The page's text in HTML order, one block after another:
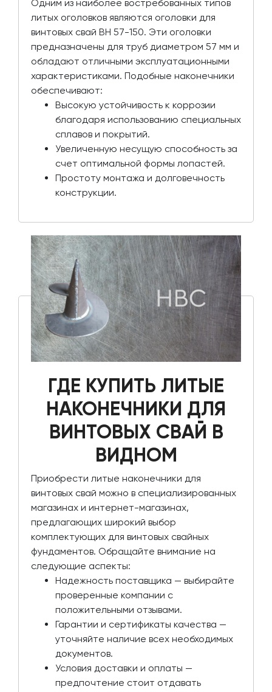
Одним из наиболее востребованных типов
литых оголовков являются оголовки для
винтовых свай ВН 57-150. Эти оголовки
предназначены для труб диаметром 57 мм и
обладают отличными эксплуатационными
характеристиками. Подобные наконечники
обеспечивают:
Высокую устойчивость к коррозии
благодаря использованию специальных
сплавов и покрытий.
Увеличенную несущую способность за
счет оптимальной формы лопастей.
Простоту монтажа и долговечность
конструкции.
ГДЕ КУПИТЬ ЛИТЫЕ
НАКОНЕЧНИКИ ДЛЯ
ВИНТОВЫХ СВАЙ В
ВИДНОМ
Приобрести литые наконечники для
винтовых свай можно в специализированных
магазинах и интернет-магазинах,
предлагающих широкий выбор
комплектующих для винтовых свайных
фундаментов. Обращайте внимание на
следующие аспекты:
Надежность поставщика — выбирайте
проверенные компании с
положительными отзывами.
Гарантии и сертификаты качества —
уточняйте наличие всех необходимых
документов.
Условия доставки и оплаты —
предпочтение стоит отдавать